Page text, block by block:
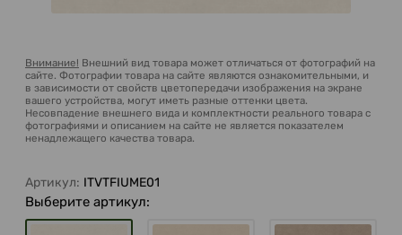
Внимание! Внешний вид товара может отличаться от фотографий на
сайте. Фотографии товара на сайте являются ознакомительными, и
в зависимости от свойств цветопередачи изображения на экране
вашего устройства, могут иметь разные оттенки цвета.
Несовпадение внешнего вида и комплектности реального товара с
фотографиями и описанием на сайте не является показателем
ненадлежащего качества товара.
Артикул: ITVTFIUME01
Выберите артикул: